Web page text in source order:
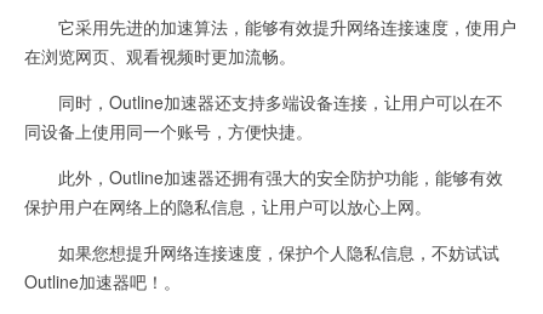
它采用先进的加速算法，能够有效提升网络连接速度，使用户
在浏览网页、观看视频时更加流畅。
同时，Outline加速器还支持多端设备连接，让用户可以在不
同设备上使用同一个账号，方便快捷。
此外，Outline加速器还拥有强大的安全防护功能，能够有效
保护用户在网络上的隐私信息，让用户可以放心上网。
如果您想提升网络连接速度，保护个人隐私信息，不妨试试
Outline加速器吧！。